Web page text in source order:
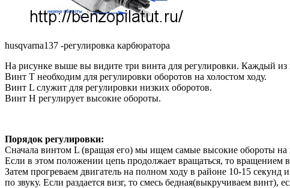
husqvarna137 -регулировка карбюратора
На рисунке выше вы видите три винта для регулировки. Каждый из
Винт Т необходим для регулировки оборотов на холостом ходу.
Винт L служит для регулировки низких оборотов.
Винт H регулирует высокие обороты.
Порядок регулировки:
Сначала винтом L (вращая его) мы ищем самые высокие обороты на
Если в этом положении цепь продолжает вращаться, то вращением
Затем прогреваем двигатель на полном ходу в районе 10-15
по звуку. Если раздается визг, то смесь бедная(выкручиваем